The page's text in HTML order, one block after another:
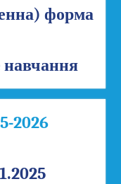
форма
навчання
2026